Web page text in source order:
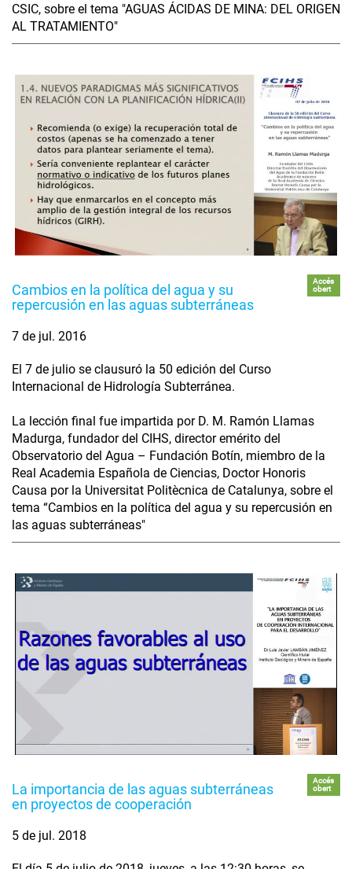
CSIC, sobre el tema "AGUAS ÁCIDAS DE MINA: DEL ORIGEN
AL TRATAMIENTO"
Cambios en la política del agua y su
repercusión en las aguas subterráneas
Accés
obert
7 de jul. 2016
El 7 de julio se clausuró la 50 edición del Curso
Internacional de Hidrología Subterránea.
La lección final fue impartida por D. M. Ramón Llamas
Madurga, fundador del CIHS, director emérito del
Observatorio del Agua – Fundación Botín, miembro de la
Real Academia Española de Ciencias, Doctor Honoris
Causa por la Universitat Politècnica de Catalunya, sobre el
tema “Cambios en la política del agua y su repercusión en
las aguas subterráneas"
La importancia de las aguas subterráneas
en proyectos de cooperación
Accés
obert
5 de jul. 2018